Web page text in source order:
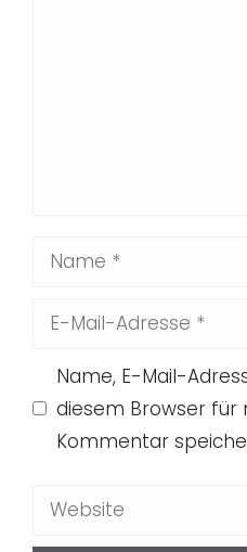
Name
E-
Adresse
Name, E-Mail-
diesem Browser für
Kommentar
Website